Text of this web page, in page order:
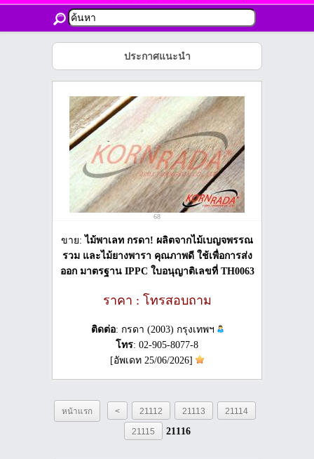
ประกาศแนะนำ
68
ขาย: ไม้พาเลท กรดา! ผลิตจากไม้เบญจพรรณ
รวม และไม้ยางพารา คุณภาพดี ใช้เพื่อการส่ง
ออก มาตรฐาน IPPC ใบอนุญาติเลขที่ TH0063
ราคา : โทรสอบถาม
ติดต่อ: กรดา (2003) กรุงเทพฯ
โทร: 02-905-8077-8
[อัพเดท 25/06/2026]
หน้าแรก < 21112 21113 21114
21115 21116